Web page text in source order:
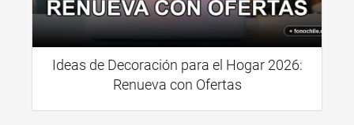
Ideas de Decoración para el Hogar 2026:
Renueva con Ofertas